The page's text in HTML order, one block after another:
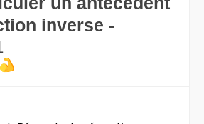
inverse -